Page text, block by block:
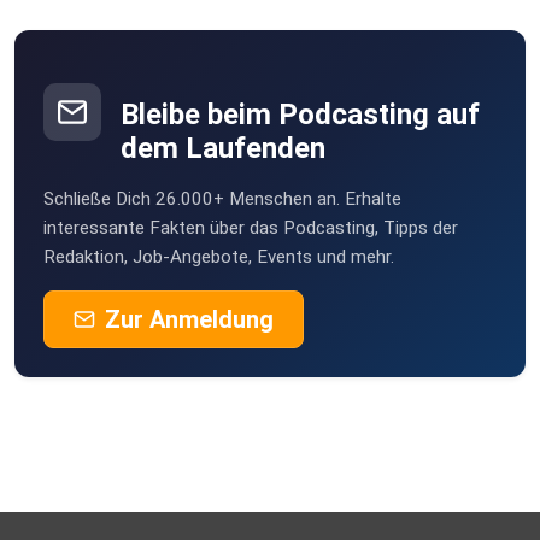
neurozentriertem Training Schmerzen reduzieren,
Bewegungsqualität
Könings
geben ihrem Neuro Podcast praxiserprobtes,
evidenzbasiertes
Wissen rund um Nervensystem und Gehirn weiter - klar und
einfach
erklärt, damit du Neuro-Training direkt in Therapie, Training
und
Bleibe beim Podcasting auf
dem Laufenden
Schließe Dich 26.000+ Menschen an. Erhalte
interessante Fakten über das Podcasting, Tipps der
Redaktion, Job-Angebote, Events und mehr.
Zur Anmeldung